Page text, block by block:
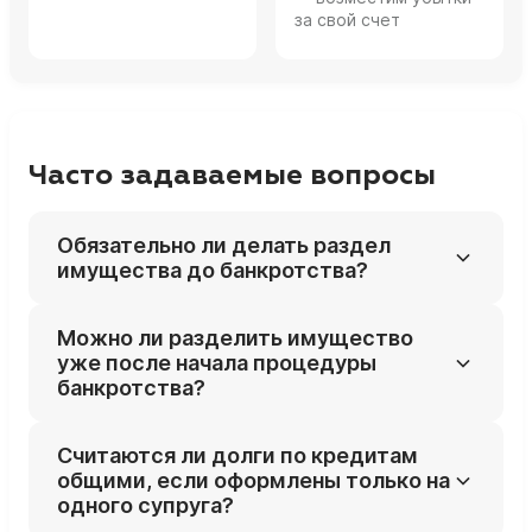
за свой счет
Часто задаваемые вопросы
Обязательно ли делать раздел
имущества до банкротства?
всё совместное имущество учитывается в
процедуре, а супруг, не проходящий
банкротство, получает свою долю
банкротства — это инструмент, который
имеет смысл применять только после
расчёта последствий.
Можно ли разделить имущество
уже после начала процедуры
банкротства?
общего имущества и после введения
процедуры, но до его окончания. В этом
случае реализацию спорного имущества
Считаются ли долги по кредитам
общими, если оформлены только на
одного супруга?